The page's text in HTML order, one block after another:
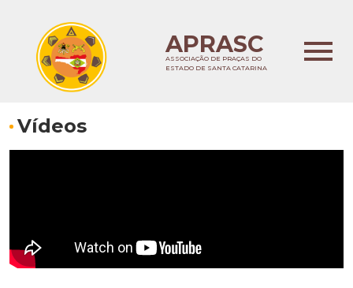
APRASC
ASSOCIAÇÃO DE PRAÇAS DO
ESTADO DE SANTA CATARINA
Vídeos